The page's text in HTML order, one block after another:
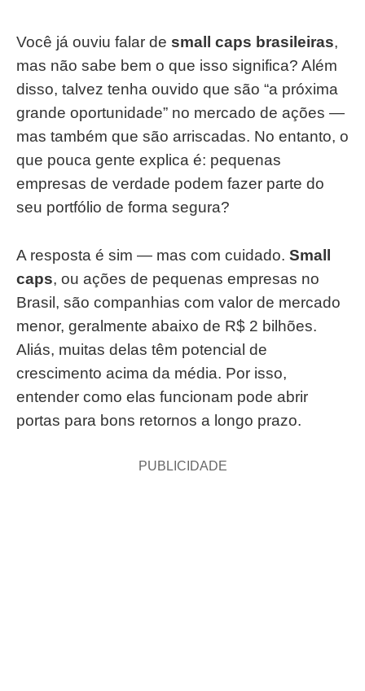
Você já ouviu falar de small caps brasileiras,
mas não sabe bem o que isso significa? Além
disso, talvez tenha ouvido que são “a próxima
grande oportunidade” no mercado de ações —
mas também que são arriscadas. No entanto, o
que pouca gente explica é: pequenas
empresas de verdade podem fazer parte do
seu portfólio de forma segura?
A resposta é sim — mas com cuidado. Small
caps, ou ações de pequenas empresas no
Brasil, são companhias com valor de mercado
menor, geralmente abaixo de R$ 2 bilhões.
Aliás, muitas delas têm potencial de
crescimento acima da média. Por isso,
entender como elas funcionam pode abrir
portas para bons retornos a longo prazo.
PUBLICIDADE